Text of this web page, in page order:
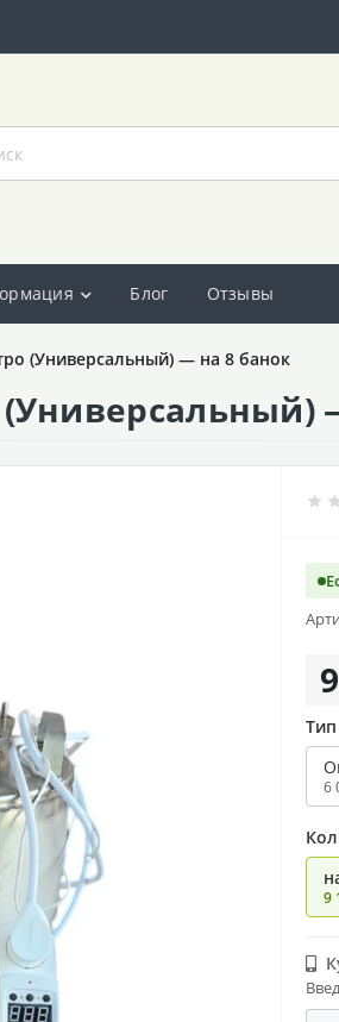
Блог Отзывы
(Универсальный) — на 8 банок
Тип
6
9